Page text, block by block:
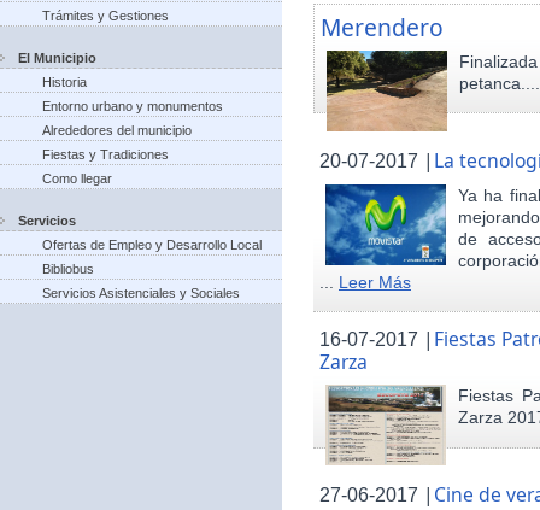
Trámites y Gestiones
El Municipio
Historia
Entorno urbano y monumentos
Alrededores del municipio
Fiestas y Tradiciones
Como llegar
Servicios
Ofertas de Empleo y Desarrollo Local
Bibliobus
Servicios Asistenciales y Sociales
Merendero
20-07-2017 | La
Ya ha
de
Leer Más
16-07-2017 | Fiestas
Zarza
Fiestas
Zarza
27-06-2017 | Cine de